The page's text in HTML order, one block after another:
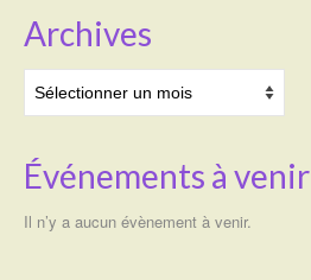
Archives
Événements à venir
Il n’y a aucun évènement à venir.